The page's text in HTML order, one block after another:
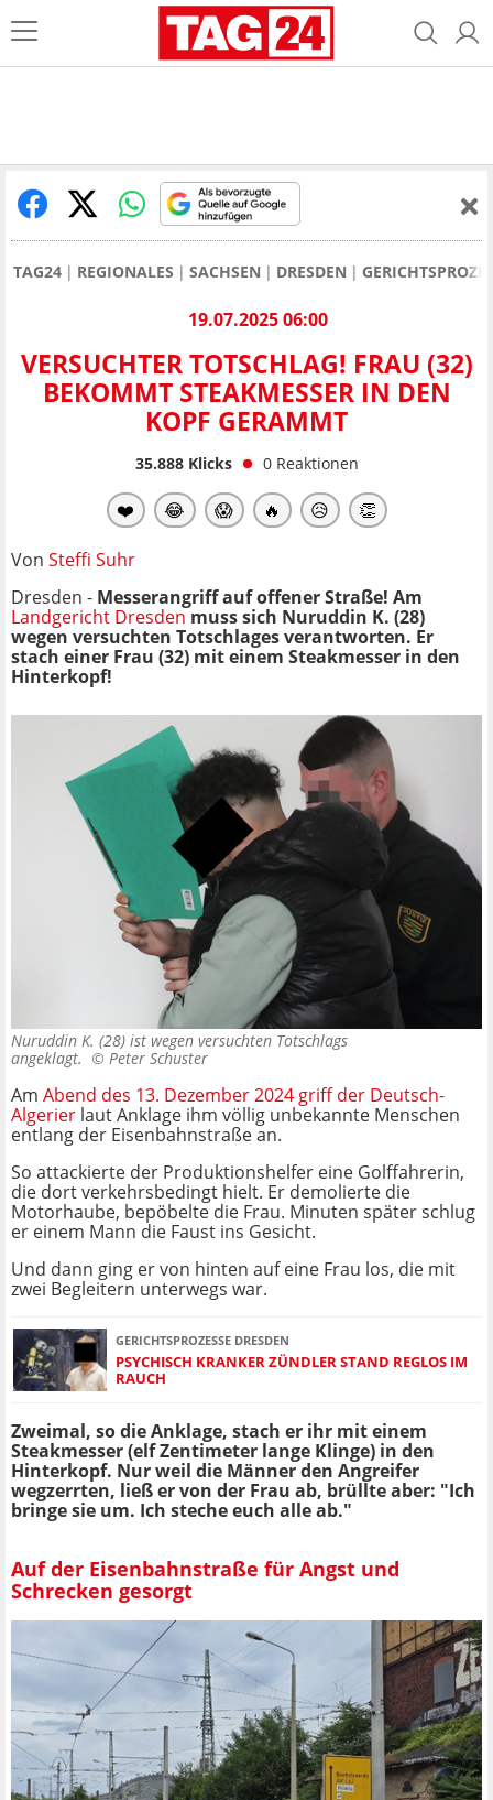
TAG24 REGIONALES SACHSEN DRESDEN
19.07.2025 06:00
VERSUCHTER TOTSCHLAG! FRAU (32)
BEKOMMT STEAKMESSER IN DEN
KOPF GERAMMT
35.888Klicks 0 Reaktionen
❤️ 😂 😱 🔥 😥 👏
Von Steffi Suhr
Dresden - Messerangriff auf offener Straße! Am
Landgericht Dresden muss sich Nuruddin K. (28)
wegen versuchten Totschlages verantworten. Er
stach einer Frau (32) mit einem Steakmesser in den
Hinterkopf!
Nuruddin K. (28) ist wegen versuchten Totschlags
angeklagt. © Peter Schuster
Am Abend des 13. Dezember 2024 griff der Deutsch-
Algerier laut Anklage ihm völlig unbekannte Menschen
entlang der Eisenbahnstraße an.
So attackierte der Produktionshelfer eine Golffahrerin,
die dort verkehrsbedingt hielt. Er demolierte die
Motorhaube, bepöbelte die Frau. Minuten später schlug
er einem Mann die Faust ins Gesicht.
Und dann ging er von hinten auf eine Frau los, die mit
zwei Begleitern unterwegs war.
GERICHTSPROZESSE DRESDEN
PSYCHISCH KRANKER ZÜNDLER STAND REGLOS IM
RAUCH
Zweimal, so die Anklage, stach er ihr mit einem
Steakmesser (elf Zentimeter lange Klinge) in den
Hinterkopf. Nur weil die Männer den Angreifer
wegzerrten, ließ er von der Frau ab, brüllte aber: "Ich
bringe sie um. Ich steche euch alle ab."
Auf der Eisenbahnstraße für Angst und
Schrecken gesorgt